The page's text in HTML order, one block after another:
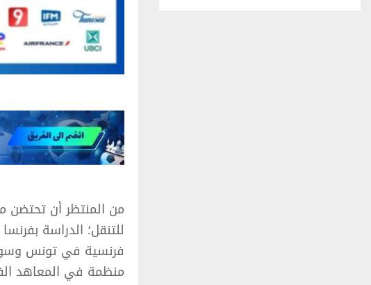
فرنسية في تونس
منظمة في المعاهد